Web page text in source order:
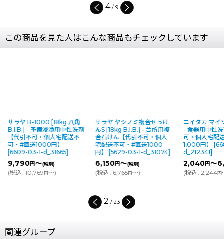
4/ 9
この商品を見た人はこんな商品もチェックしています
サラヤ B-1000 [18kg 八角
B.I.B.] - 予備浸漬用中性洗剤
【代引不可・個人宅配送不
可・#直送1000円】
[6609-03-1-d_31665]
9,790円～(税別)
(税込: 10,769円～)
サラヤ ヤシノミ複合せっけ
んS [18kg B.I.B.] - 台所用複
合石けん【代引不可・個人
宅配送不可・#直送1000
円】
[5629-03-1-d_31074]
6,150円～(税別)
(税込: 6,765円～)
ニイタカ マイ
- 食器用中性
可・個人宅配
1,000円】
[
d_212341]
2,040円～
(税込: 2,244円
2 / 23
関連グループ